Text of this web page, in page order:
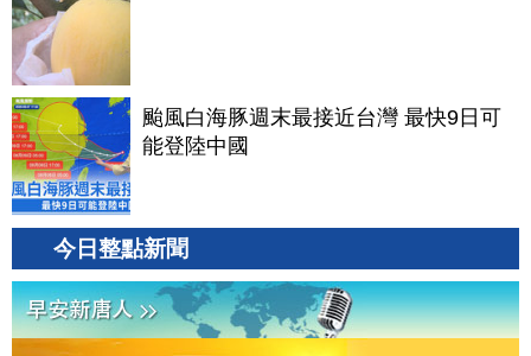
颱風白海豚週末最接近台灣 最快9日可
能登陸中國
今日整點新聞